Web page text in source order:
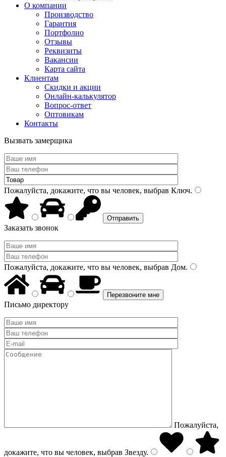
О компании
Производство
Гарантия
Портфолио
Отзывы
Реквизиты
Вакансии
Карта сайта
Клиентам
Скидки и акции
Онлайн-калькулятор
Вопрос-ответ
Оптовикам
Контакты
Вызвать замерщика
Пожалуйста, докажите, что вы человек, выбрав Ключ.
Заказать звонок
Пожалуйста, докажите, что вы человек, выбрав Дом.
Письмо директору
Пожалуйста,
докажите, что вы человек, выбрав Звезду.